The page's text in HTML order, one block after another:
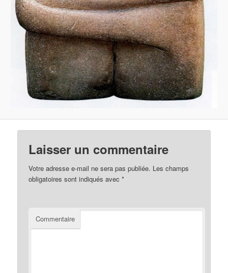
Laisser un commentaire
Votre adresse e-mail ne sera pas publiée. Les champs
obligatoires sont indiqués avec*
Commentaire